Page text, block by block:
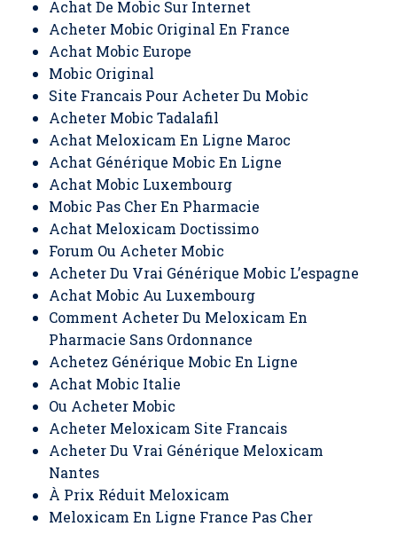
Achat De Mobic Sur Internet
Acheter Mobic Original En France
Achat Mobic Europe
Mobic Original
Site Francais Pour Acheter Du Mobic
Acheter Mobic Tadalafil
Achat Meloxicam En Ligne Maroc
Achat Générique Mobic En Ligne
Achat Mobic Luxembourg
Mobic Pas Cher En Pharmacie
Achat Meloxicam Doctissimo
Forum Ou Acheter Mobic
Acheter Du Vrai Générique Mobic L’espagne
Achat Mobic Au Luxembourg
Comment Acheter Du Meloxicam En
Pharmacie Sans Ordonnance
Achetez Générique Mobic En Ligne
Achat Mobic Italie
Ou Acheter Mobic
Acheter Meloxicam Site Francais
Acheter Du Vrai Générique Meloxicam
Nantes
À Prix Réduit Meloxicam
Meloxicam En Ligne France Pas Cher